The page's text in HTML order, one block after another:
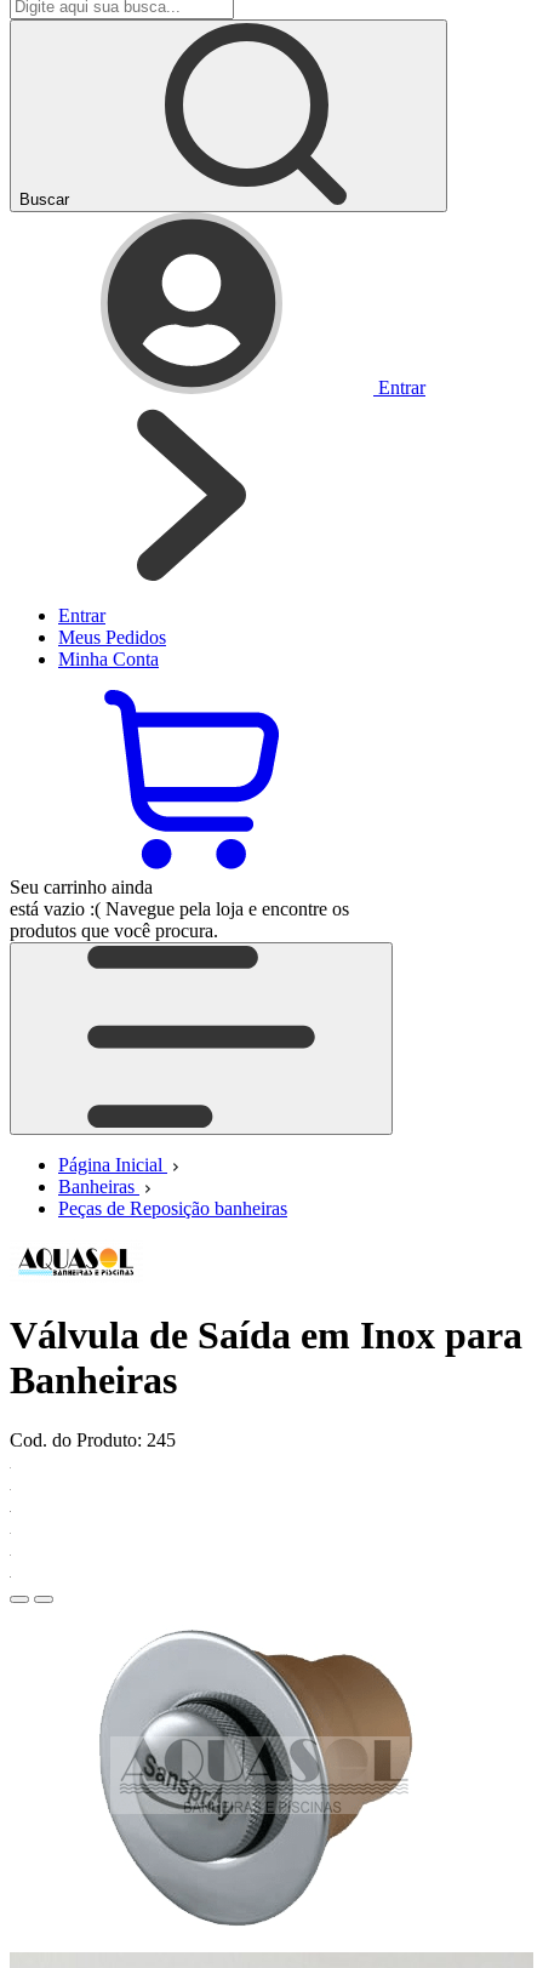
Buscar
Entrar
Entrar
Meus Pedidos
Minha Conta
Seu carrinho ainda
está vazio :( Navegue pela loja e encontre os
produtos que você procura.
Página Inicial
Banheiras
Peças de Reposição banheiras
Válvula de Saída em Inox para
Banheiras
Cod. do Produto: 245